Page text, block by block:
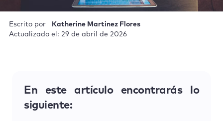
Escrito por
Katherine Martinez Flores
Actualizado el: 29 de abril de 2026
En este artículo encontrarás lo
siguiente: